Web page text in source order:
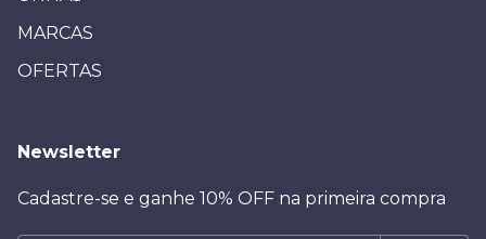
MARCAS
OFERTAS
Newsletter
Cadastre-se e ganhe 10% OFF na primeira compra